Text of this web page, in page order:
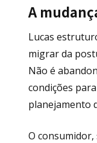
A
Lucas
migrar da
Não é
condições
planejamento
O consumidor,